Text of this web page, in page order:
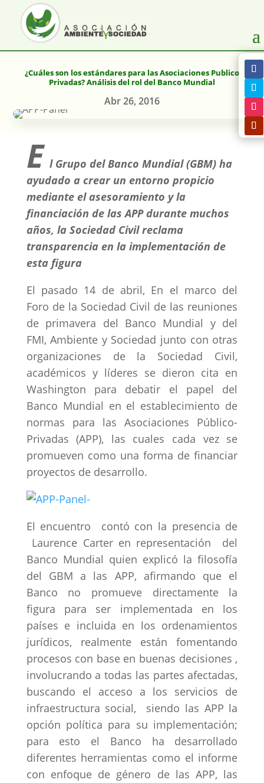
¿Cuáles son los estándares para las Asociaciones Publico
Privadas? Análisis del rol del Banco Mundial
Abr 26, 2016
E l Grupo del Banco Mundial (GBM) ha
ayudado a crear un entorno propicio
mediante el asesoramiento y la
financiación de las APP durante muchos
años, la Sociedad Civil reclama
transparencia en la implementación de
esta figura
El pasado 14 de abril, En el marco del
Foro de la Sociedad Civil de las reuniones
de primavera del Banco Mundial y del
FMI, Ambiente y Sociedad junto con otras
organizaciones de la Sociedad Civil,
académicos y líderes se dieron cita en
Washington para debatir el papel del
Banco Mundial en el establecimiento de
normas para las Asociaciones Público-
Privadas (APP), las cuales cada vez se
promueven como una forma de financiar
proyectos de desarrollo.
El encuentro contó con la presencia de
Laurence Carter en representación del
Banco Mundial quien explicó la filosofía
del GBM a las APP, afirmando que el
Banco no promueve directamente la
figura para ser implementada en los
países e incluida en los ordenamientos
jurídicos, realmente están fomentando
procesos con base en buenas decisiones ,
involucrando a todas las partes afectadas,
buscando el acceso a los servicios de
infraestructura social, siendo las APP la
opción política para su implementación;
para esto el Banco ha desarrollado
diferentes herramientas como el informe
con enfoque de género de las APP, las